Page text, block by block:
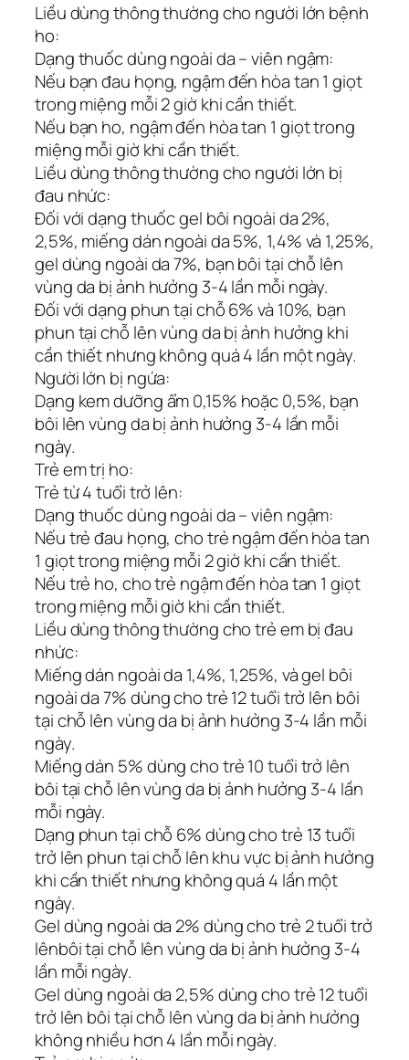
Liều dùng thông thường cho người lớn bệnh
ho:
Dạng thuốc dùng ngoài da – viên ngậm:
Nếu bạn đau họng, ngậm đến hòa tan 1 giọt
trong miệng mỗi 2 giờ khi cần thiết.
Nếu bạn ho, ngậm đến hòa tan 1 giọt trong
miệng mỗi giờ khi cần thiết.
Liều dùng thông thường cho người lớn bị
đau nhức:
Đối với dạng thuốc gel bôi ngoài da 2%,
2,5%, miếng dán ngoài da 5%, 1,4% và 1,25%,
gel dùng ngoài da 7%, bạn bôi tại chỗ lên
vùng da bị ảnh hưởng 3-4 lần mỗi ngày.
Đối với dạng phun tại chỗ 6% và 10%, bạn
phun tại chỗ lên vùng da bị ảnh hưởng khi
cần thiết nhưng không quá 4 lần một ngày.
Người lớn bị ngứa:
Dạng kem dưỡng ẩm 0,15% hoặc 0,5%, bạn
bôi lên vùng da bị ảnh hưởng 3-4 lần mỗi
ngày.
Trẻ em trị ho:
Trẻ từ 4 tuổi trở lên:
Dạng thuốc dùng ngoài da – viên ngậm:
Nếu trẻ đau họng, cho trẻ ngậm đến hòa tan
1 giọt trong miệng mỗi 2 giờ khi cần thiết.
Nếu trẻ ho, cho trẻ ngậm đến hòa tan 1 giọt
trong miệng mỗi giờ khi cần thiết.
Liều dùng thông thường cho trẻ em bị đau
nhức:
Miếng dán ngoài da 1,4%, 1,25%, và gel bôi
ngoài da 7% dùng cho trẻ 12 tuổi trở lên bôi
tại chỗ lên vùng da bị ảnh hưởng 3-4 lần mỗi
ngày.
Miếng dán 5% dùng cho trẻ 10 tuổi trở lên
bôi tại chỗ lên vùng da bị ảnh hưởng 3-4 lần
mỗi ngày.
Dạng phun tại chỗ 6% dùng cho trẻ 13 tuổi
trở lên phun tại chỗ lên khu vực bị ảnh hưởng
khi cần thiết nhưng không quá 4 lần một
ngày.
Gel dùng ngoài da 2% dùng cho trẻ 2 tuổi trở
lênbôi tại chỗ lên vùng da bị ảnh hưởng 3-4
lần mỗi ngày.
Gel dùng ngoài da 2,5% dùng cho trẻ 12 tuổi
trở lên bôi tại chỗ lên vùng da bị ảnh hưởng
không nhiều hơn 4 lần mỗi ngày.